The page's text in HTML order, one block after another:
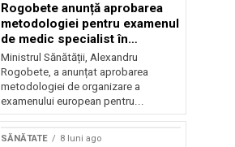
Rogobete anunță aprobarea
metodologiei pentru examenul
de medic specialist în
radiologie
Ministrul Sănătății, Alexandru
Rogobete, a anunțat aprobarea
metodologiei de organizare a
examenului european pentru...
SĂNĂTATE 8 luni ago